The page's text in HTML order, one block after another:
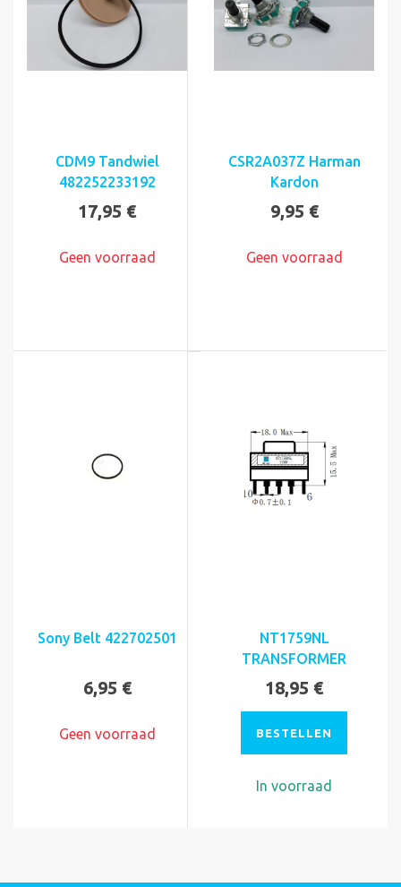
CDM9 Tandwiel
482252233192
17,95 €
Geen voorraad
CSR2A037Z Harman
Kardon
9,95 €
Geen voorraad
Sony Belt 422702501
6,95 €
Geen voorraad
NT1759NL
TRANSFORMER
18,95 €
BESTELLEN
In voorraad